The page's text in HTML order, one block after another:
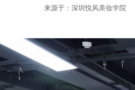
来源于：深圳悦风美妆学院